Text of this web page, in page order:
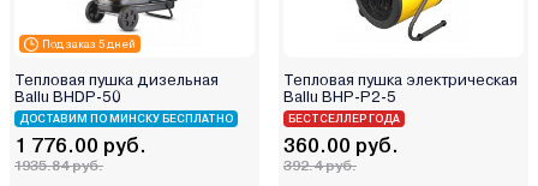
Под заказ 5 дней
Тепловая пушка дизельная
Ballu BHDP-50
ДОСТАВИМ ПО МИНСКУ БЕСПЛАТНО
1 776.00 руб.
1935.84 руб.
Тепловая пушка электрическая
Ballu BHP-P2-5
БЕСТСЕЛЛЕР ГОДА
360.00 руб.
392.4 руб.